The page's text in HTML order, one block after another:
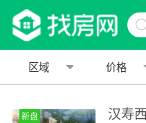
区域 价格
新盘 汉寿